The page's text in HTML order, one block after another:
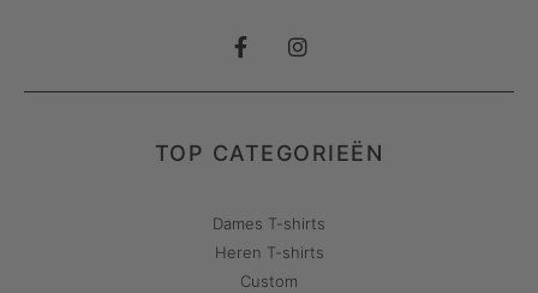
TOP CATEGORIEËN
Dames T-shirts
Heren T-shirts
Custom